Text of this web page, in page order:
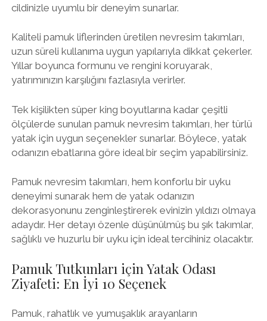
cildinizle uyumlu bir deneyim sunarlar.
Kaliteli pamuk liflerinden üretilen nevresim takımları,
uzun süreli kullanıma uygun yapılarıyla dikkat çekerler.
Yıllar boyunca formunu ve rengini koruyarak,
yatırımınızın karşılığını fazlasıyla verirler.
Tek kişilikten süper king boyutlarına kadar çeşitli
ölçülerde sunulan pamuk nevresim takımları, her türlü
yatak için uygun seçenekler sunarlar. Böylece, yatak
odanızın ebatlarına göre ideal bir seçim yapabilirsiniz.
Pamuk nevresim takımları, hem konforlu bir uyku
deneyimi sunarak hem de yatak odanızın
dekorasyonunu zenginleştirerek evinizin yıldızı olmaya
adaydır. Her detayı özenle düşünülmüş bu şık takımlar,
sağlıklı ve huzurlu bir uyku için ideal tercihiniz olacaktır.
Pamuk Tutkunları için Yatak Odası
Ziyafeti: En İyi 10 Seçenek
Pamuk, rahatlık ve yumuşaklık arayanların